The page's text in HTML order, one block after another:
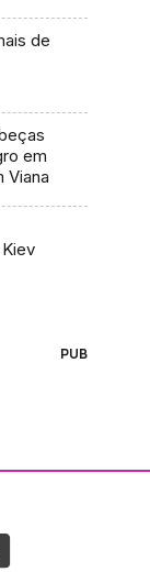
de
em
Viana
PUB